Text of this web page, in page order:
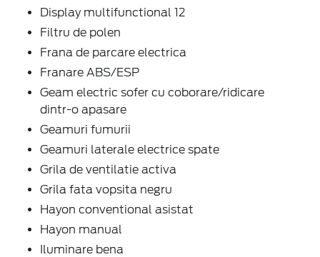
Display multifunctional 12
Filtru de polen
Frana de parcare electrica
Franare ABS/ESP
Geam electric sofer cu coborare/ridicare
dintr-o apasare
Geamuri fumurii
Geamuri laterale electrice spate
Grila de ventilatie activa
Grila fata vopsita negru
Hayon conventional asistat
Hayon manual
Iluminare bena